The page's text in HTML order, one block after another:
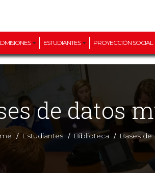
ESTUDIANTES PROYECCIÓN SOCIAL
de datos
/ Estudiantes / Biblioteca / Bases